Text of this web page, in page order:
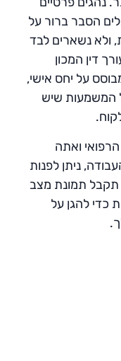
הסבר ברור על
ולא נשארים לבד
דין המכון
על יחס אישי,
המשמעות שיש
ואתה
ניתן לפנות
תקבל תמונת מצב
כדי להגן על